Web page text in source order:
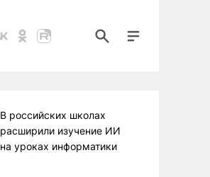
В российских школах
расширили изучение ИИ
на уроках информатики